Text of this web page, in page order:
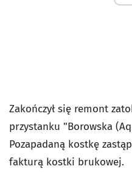
Zakończył się remont
przystanku "Borowska
Pozapadaną kostkę
fakturą kostki brukowej.